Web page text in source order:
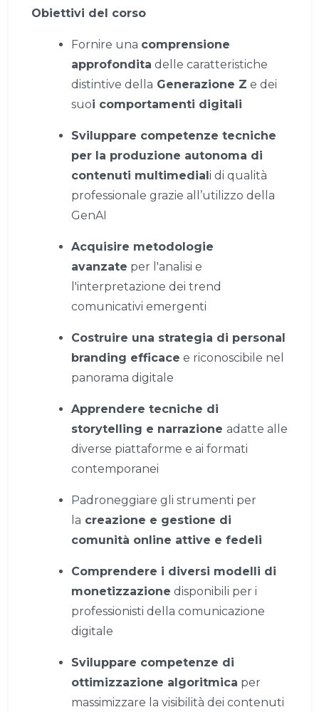
Obiettivi del corso
Fornire una comprensione
approfondita delle caratteristiche
distintive della Generazione Z e dei
suoi comportamenti digitali
Sviluppare competenze tecniche
per la produzione autonoma di
contenuti multimedial i di qualità
professionale grazie all’utilizzo della
GenAI
Acquisire metodologie
avanzate per l'analisi e
l'interpretazione dei trend
comunicativi emergenti
Costruire una strategia di personal
branding efficace e riconoscibile nel
panorama digitale
Apprendere tecniche di
storytelling e narrazione adatte alle
diverse piattaforme e ai formati
contemporanei
Padroneggiare gli strumenti per
la creazione e gestione di
comunità online attive e fedeli
Comprendere i diversi modelli di
monetizzazione disponibili per i
professionisti della comunicazione
digitale
Sviluppare competenze di
ottimizzazione algoritmica per
massimizzare la visibilità dei contenuti